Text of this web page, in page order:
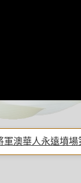
🌟華人永遠墳場家
軍澳華人永遠墳